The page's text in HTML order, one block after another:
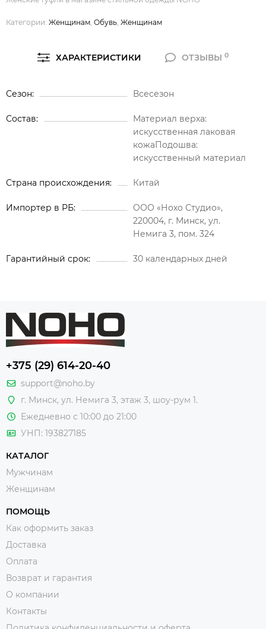
Категории: Женщинам, Обувь, Женщинам
ХАРАКТЕРИСТИКИ ОТЗЫВЫ0
Сезон Всесезон
Состав
Материал верха:
искусственная лаковая
кожаПодошва:
искусственный материал
Страна происхождения Китай
Импортер в РБ
ООО «Нохо Студио»,
220004, г. Минск, ул.
Немига 3, пом. 324
Гарантийный срок 30 календарных дней
+375 (29) 614-20-40
support@noho.by
г. Минск, ул. Немига 3, этаж 3, шоу-рум 1.
Ежедневно с 10:00 до 21:00
УНП: 193827185
КАТАЛОГ
Мужчинам
Женщинам
ПОМОЩЬ
Как оформить заказ
Доставка
Оплата
Возврат и гарантия
О компании
Контакты